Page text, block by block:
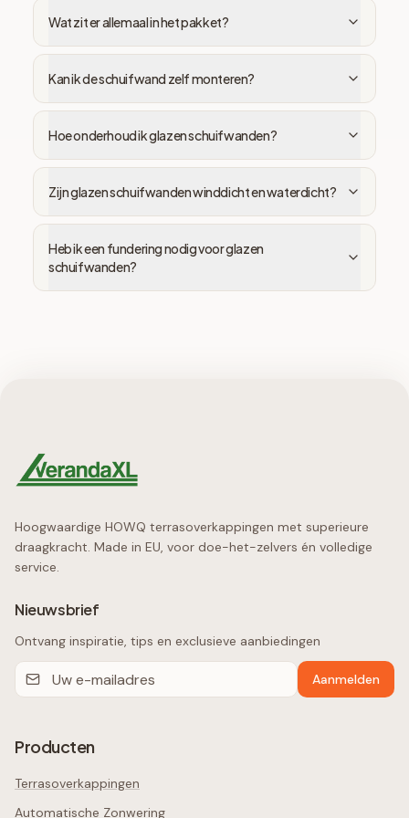
Wat zit er allemaal in het pakket?
Kan ik de schuifwand zelf monteren?
Hoe onderhoud ik glazen schuifwanden?
Zijn glazen schuifwanden winddicht en waterdicht?
Heb ik een fundering nodig voor glazen
schuifwanden?
Hoogwaardige HOWQ terrasoverkappingen met superieure
draagkracht. Made in EU, voor doe-het-zelvers én volledige
service.
Nieuwsbrief
Ontvang inspiratie, tips en exclusieve aanbiedingen
Aanmelden
Producten
Terrasoverkappingen
Automatische Zonwering